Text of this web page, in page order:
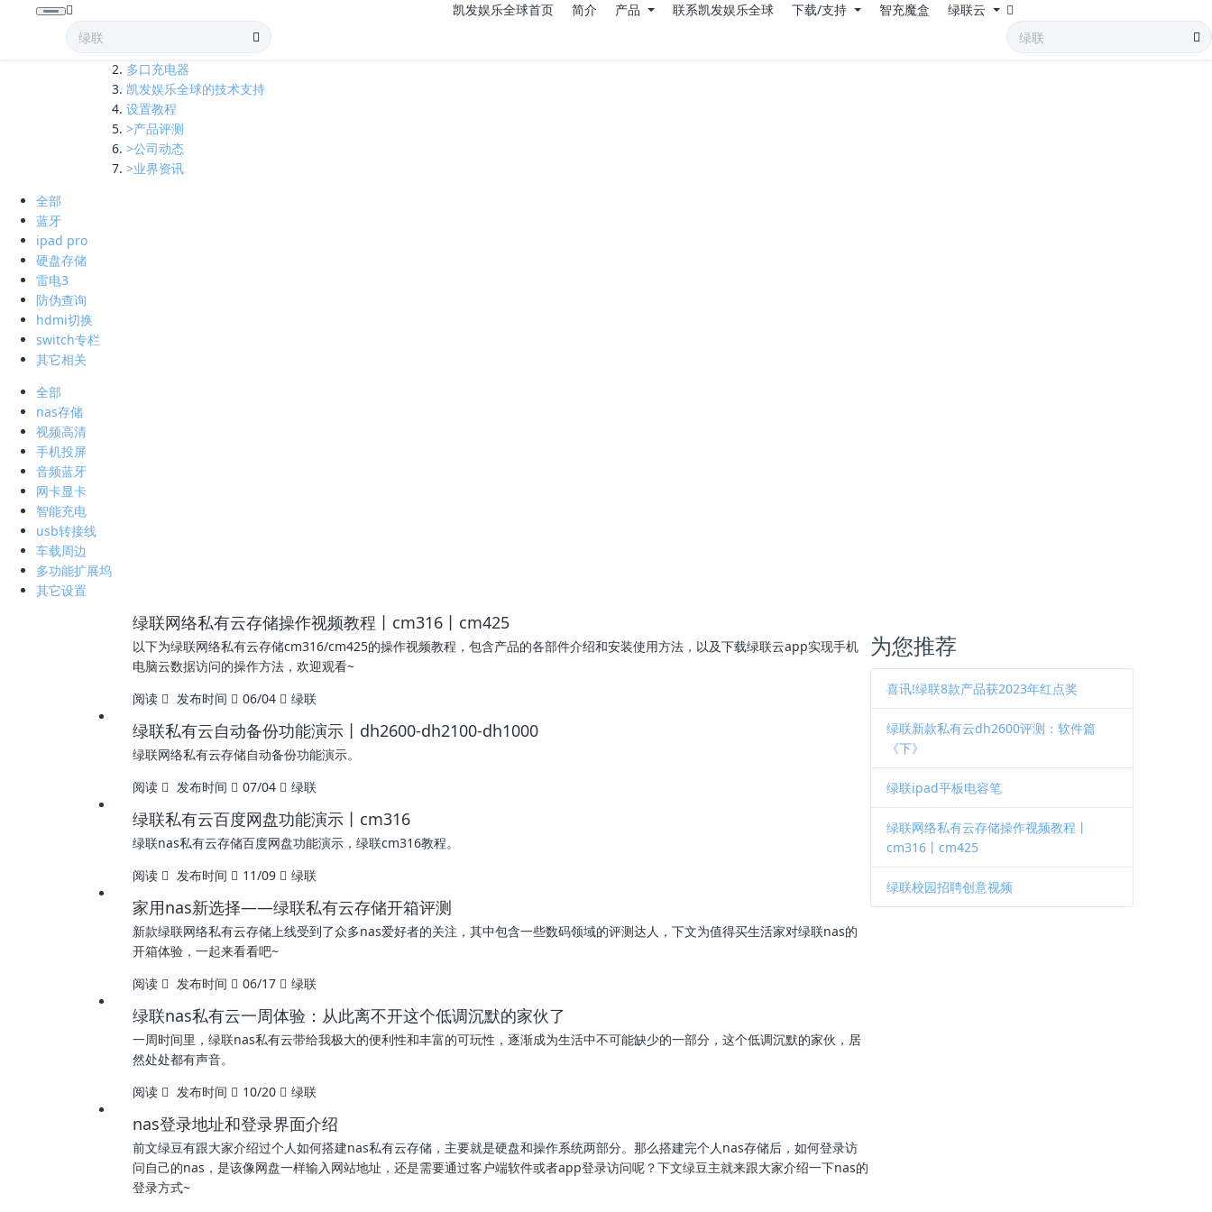
凯发娱乐全球首页 简介 产品 联系凯发娱乐全球 下载/支持 智充魔盒 绿联云
全部
多口充电器
凯发娱乐全球的技术支持
设置教程
>产品评测
>公司动态
>业界资讯
全部
蓝牙
ipad pro
硬盘存储
雷电3
防伪查询
hdmi切换
switch专栏
其它相关
全部
nas存储
视频高清
手机投屏
音频蓝牙
网卡显卡
智能充电
usb转接线
车载周边
多功能扩展坞
其它设置
绿联网络私有云存储操作视频教程丨cm316丨cm425
以下为绿联网络私有云存储cm316/cm425的操作视频教程，包含产品的各部件介绍和安装使用方法，以及下载绿联云app实现手机
电脑云数据访问的操作方法，欢迎观看~
阅读
发布时间 06/04 绿联
绿联私有云自动备份功能演示丨dh2600-dh2100-dh1000
绿联网络私有云存储自动备份功能演示。
阅读
发布时间 07/04 绿联
绿联私有云百度网盘功能演示丨cm316
绿联nas私有云存储百度网盘功能演示，绿联cm316教程。
阅读
发布时间 11/09 绿联
家用nas新选择——绿联私有云存储开箱评测
新款绿联网络私有云存储上线受到了众多nas爱好者的关注，其中包含一些数码领域的评测达人，下文为值得买生活家对绿联nas的
开箱体验，一起来看看吧~
阅读
发布时间 06/17 绿联
绿联nas私有云一周体验：从此离不开这个低调沉默的家伙了
一周时间里，绿联nas私有云带给我极大的便利性和丰富的可玩性，逐渐成为生活中不可能缺少的一部分，这个低调沉默的家伙，居
然处处都有声音。
阅读
发布时间 10/20 绿联
nas登录地址和登录界面介绍
前文绿豆有跟大家介绍过个人如何搭建nas私有云存储，主要就是硬盘和操作系统两部分。那么搭建完个人nas存储后，如何登录访
问自己的nas，是该像网盘一样输入网站地址，还是需要通过客户端软件或者app登录访问呢？下文绿豆主就来跟大家介绍一下nas的
登录方式~
为您推荐
喜讯!绿联8款产品获2023年红点奖
绿联新款私有云dh2600评测：软件篇
《下》
绿联ipad平板电容笔
绿联网络私有云存储操作视频教程丨
cm316丨cm425
绿联校园招聘创意视频